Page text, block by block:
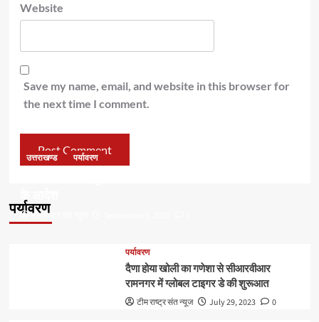
Website
Save my name, email, and website in this browser for
the next time I comment.
पर्यावरण
उत्तराखण्ड पर्यावरण
के आदेश
टीम राष्ट्र संत न्यूज
पर्यावरण
दैणा होया खोली का गणेशा से सीआरवीआर
रामनगर में ग्लोबल टाइगर डे की शुरूआत
टीम राष्ट्र संत न्यूज July 29, 2023 0